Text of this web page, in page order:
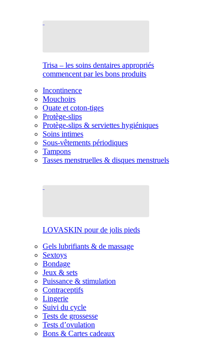
Trisa – les soins dentaires appropriés
commencent par les bons produits
Incontinence
Mouchoirs
Ouate et coton-tiges
Protège-slips
Protège-slips & serviettes hygiéniques
Soins intimes
Sous-vêtements périodiques
Tampons
Tasses menstruelles & disques menstruels
LOVASKIN pour de jolis pieds
Gels lubrifiants & de massage
Sextoys
Bondage
Jeux & sets
Puissance & stimulation
Contraceptifs
Lingerie
Suivi du cycle
Tests de grossesse
Tests d’ovulation
Bons & Cartes cadeaux